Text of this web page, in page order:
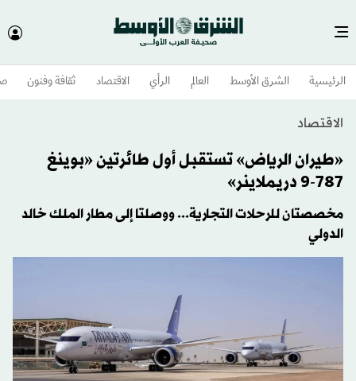
الرئيسية الشرق الأوسط​ العالم الرأي الاقتصاد ثقافة وفنون
الاقتصاد
«طيران الرياض» تستقبل أول طائرتين «بوينغ
787-9 دريملاينر»
مخصصتان للرحلات التجارية... ووصلتا إلى مطار الملك خالد
الدولي